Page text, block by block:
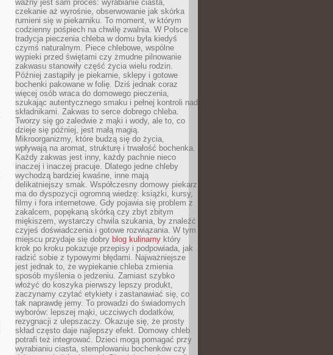
ważny jest sam proces: wyrabianie ciasta,
czekanie aż wyrośnie, obserwowanie jak skórka
rumieni się w piekarniku. To moment, w którym
codzienny pośpiech na chwilę zwalnia. W Polsce
tradycja pieczenia chleba w domu była kiedyś
czymś naturalnym. Piece chlebowe, wspólne
wypieki przed świętami czy żmudne pilnowanie
zakwasu stanowiły część życia wielu rodzin.
Później zastąpiły je piekarnie, sklepy i gotowe
bochenki pakowane w folię. Dziś jednak coraz
więcej osób wraca do domowego pieczenia,
szukając autentycznego smaku i pełnej kontroli nad
składnikami. Zakwas to serce dobrego chleba.
Tworzy się go zaledwie z mąki i wody, ale to, co
dzieje się później, jest małą magią.
Mikroorganizmy, które budzą się do życia,
wpływają na aromat, strukturę i trwałość bochenka.
Każdy zakwas jest inny, każdy pachnie nieco
inaczej i inaczej pracuje. Dlatego jedne chleby
wychodzą bardziej kwaśne, inne mają
delikatniejszy smak. Współczesny domowy piekarz
ma do dyspozycji ogromną wiedzę: książki, kursy,
filmy i fora internetowe. Gdy pojawia się problem z
zakalcem, popękaną skórką czy zbyt zbitym
miękiszem, wystarczy chwila szukania, by znaleźć
czyjeś doświadczenia i gotowe rozwiązania. W tym
miejscu przydaje się dobry blog kulinarny który
krok po kroku pokazuje przepisy i podpowiada, jak
radzić sobie z typowymi błędami. Najważniejsze
jest jednak to, że wypiekanie chleba zmienia
sposób myślenia o jedzeniu. Zamiast szybko
włożyć do koszyka pierwszy lepszy produkt,
zaczynamy czytać etykiety i zastanawiać się, co
tak naprawdę jemy. To prowadzi do świadomych
wyborów: lepszej mąki, uczciwych dodatków,
rezygnacji z ulepszaczy. Okazuje się, że prosty
skład często daje najlepszy efekt. Domowy chleb
potrafi też integrować. Dzieci mogą pomagać przy
wyrabianiu ciasta, stemplowaniu bochenków czy